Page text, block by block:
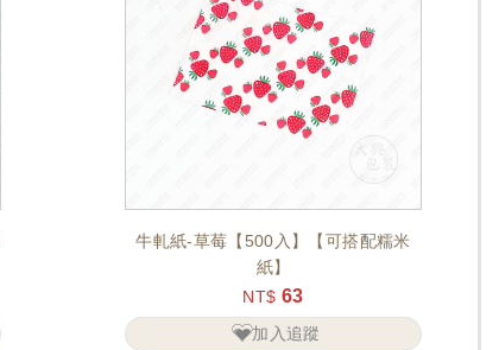
牛軋紙-草莓【500入】【可搭配糯米
紙】
NT$ 63
加入追蹤